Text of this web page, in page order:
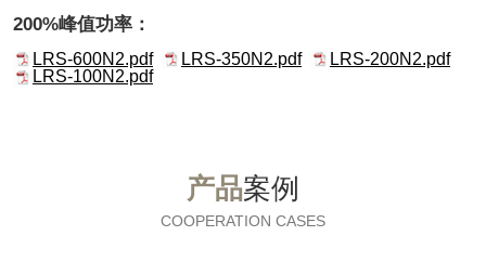
200%峰值功率：
LRS-600N2.pdf LRS-350N2.pdf
LRS-200N2.pdf
LRS-100N2.pdf
产品案例
COOPERATION CASES